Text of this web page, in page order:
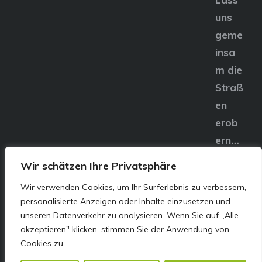
Wir schätzen Ihre Privatsphäre
Wir verwenden Cookies, um Ihr Surferlebnis zu verbessern,
personalisierte Anzeigen oder Inhalte einzusetzen und
unseren Datenverkehr zu analysieren. Wenn Sie auf „Alle
akzeptieren" klicken, stimmen Sie der Anwendung von
Cookies zu.
uns
geme
insa
m die
Straß
en
erob
ern…
© E&S Motors GmbH,
Linzer Straße 83 4240
Freistadt